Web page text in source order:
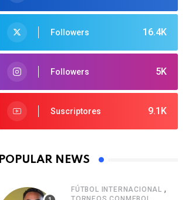
16.4K
Followers
5K
Followers
9.1K
Suscriptores
POPULAR NEWS
FÚTBOL INTERNACIONAL ,